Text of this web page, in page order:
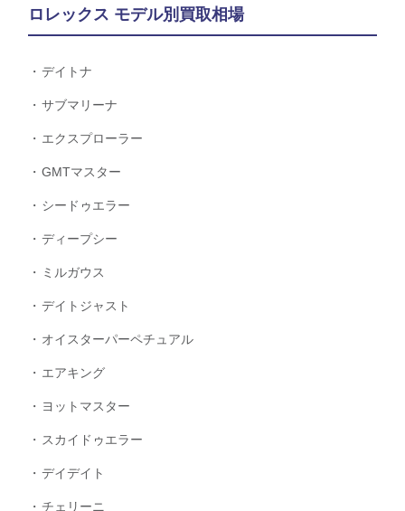
ロレックス モデル別買取相場
デイトナ
サブマリーナ
エクスプローラー
GMTマスター
シードゥエラー
ディープシー
ミルガウス
デイトジャスト
オイスターパーペチュアル
エアキング
ヨットマスター
スカイドゥエラー
デイデイト
チェリーニ